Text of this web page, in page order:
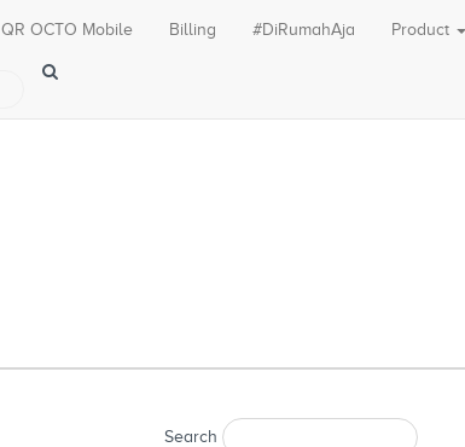
QR OCTO Mobile Billing #DiRumahAja Product
Search